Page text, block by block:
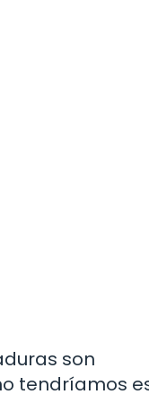
son
tendríamos